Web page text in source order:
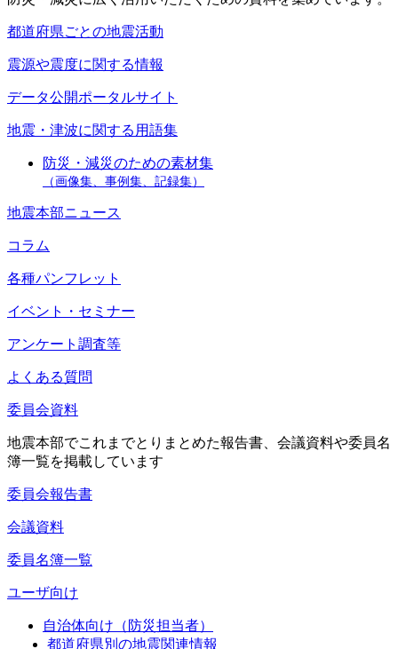
都道府県ごとの地震活動
震源や震度に関する情報
データ公開ポータルサイト
地震・津波に関する用語集
防災・減災のための素材集
（画像集、事例集、記録集）
地震本部ニュース
コラム
各種パンフレット
イベント・セミナー
アンケート調査等
よくある質問
委員会資料
地震本部でこれまでとりまとめた報告書、会議資料や委員名
簿一覧を掲載しています
委員会報告書
会議資料
委員名簿一覧
ユーザ向け
自治体向け（防災担当者）
都道府県別の地震関連情報